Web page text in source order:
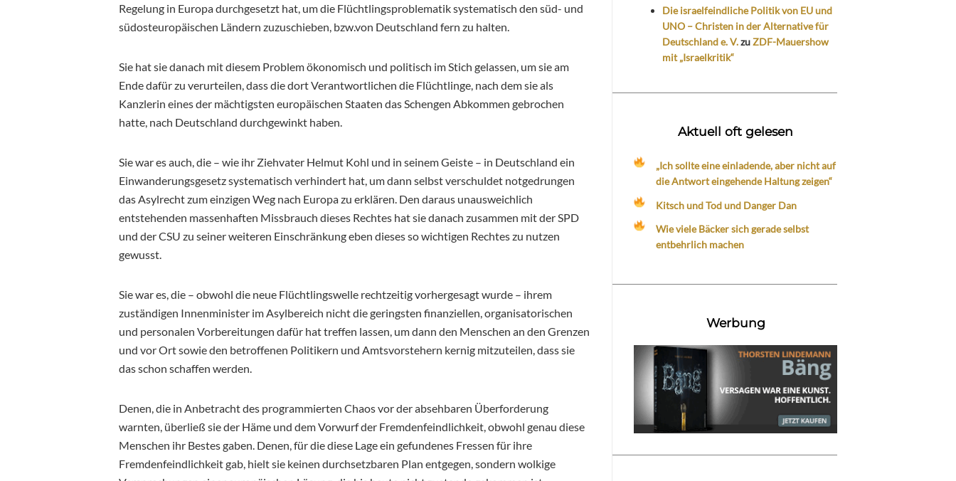
Regelung in Europa durchgesetzt hat, um die Flüchtlingsproblematik systematisch den süd- und
südosteuropäischen Ländern zuzuschieben, bzw.von Deutschland fern zu halten.
Sie hat sie danach mit diesem Problem ökonomisch und politisch im Stich gelassen, um sie am
Ende dafür zu verurteilen, dass die dort Verantwortlichen die Flüchtlinge, nach dem sie als
Kanzlerin eines der mächtigsten europäischen Staaten das Schengen Abkommen gebrochen
hatte, nach Deutschland durchgewinkt haben.
Sie war es auch, die – wie ihr Ziehvater Helmut Kohl und in seinem Geiste – in Deutschland ein
Einwanderungsgesetz systematisch verhindert hat, um dann selbst verschuldet notgedrungen
das Asylrecht zum einzigen Weg nach Europa zu erklären. Den daraus unausweichlich
entstehenden massenhaften Missbrauch dieses Rechtes hat sie danach zusammen mit der SPD
und der CSU zu seiner weiteren Einschränkung eben dieses so wichtigen Rechtes zu nutzen
gewusst.
Sie war es, die – obwohl die neue Flüchtlingswelle rechtzeitig vorhergesagt wurde – ihrem
zuständigen Innenminister im Asylbereich nicht die geringsten finanziellen, organisatorischen
und personalen Vorbereitungen dafür hat treffen lassen, um dann den Menschen an den Grenzen
und vor Ort sowie den betroffenen Politikern und Amtsvorstehern kernig mitzuteilen, dass sie
das schon schaffen werden.
Denen, die in Anbetracht des programmierten Chaos vor der absehbaren Überforderung
warnten, überließ sie der Häme und dem Vorwurf der Fremdenfeindlichkeit, obwohl genau diese
Menschen ihr Bestes gaben. Denen, für die diese Lage ein gefundenes Fressen für ihre
Fremdenfeindlichkeit gab, hielt sie keinen durchsetzbaren Plan entgegen, sondern wolkige
Die israelfeindliche Politik von EU und
UNO – Christen in der Alternative für
Deutschland e. V.zuZDF-Mauershow
mit „Israelkritik“
Aktuell oft gelesen
„Ich sollte eine einladende, aber nicht auf
die Antwort eingehende Haltung zeigen“
Kitsch und Tod und Danger Dan
Wie viele Bäcker sich gerade selbst
entbehrlich machen
Werbung